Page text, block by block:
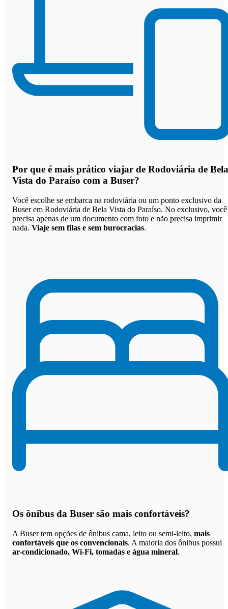
Por que é mais prático viajar de Rodoviária de Bela
Vista do Paraíso com a Buser?
Você escolhe se embarca na rodoviária ou um ponto exclusivo da
Buser em Rodoviária de Bela Vista do Paraíso. No exclusivo, você
precisa apenas de um documento com foto e não precisa imprimir
nada. Viaje sem filas e sem burocracias.
Os ônibus da Buser são mais confortáveis?
A Buser tem opções de ônibus cama, leito ou semi-leito, mais
confortáveis que os convencionais. A maioria dos ônibus possui
ar-condicionado, Wi-Fi, tomadas e água mineral.